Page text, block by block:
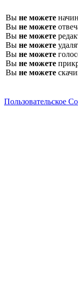
Вы не можете
Вы не можете
Вы не можете
Вы не можете
Вы не можете
Вы не можете
Вы не можете
Пользовательское